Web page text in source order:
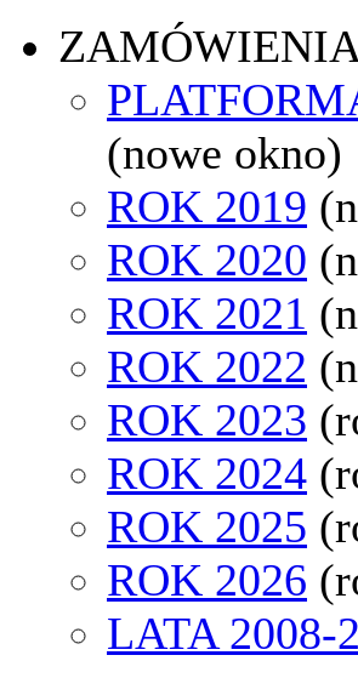
(nowe okno)
ROK 2019
ROK 2020
ROK 2021
ROK 2022
ROK 2023
ROK 2024
ROK 2025
ROK 2026
LATA 2008-